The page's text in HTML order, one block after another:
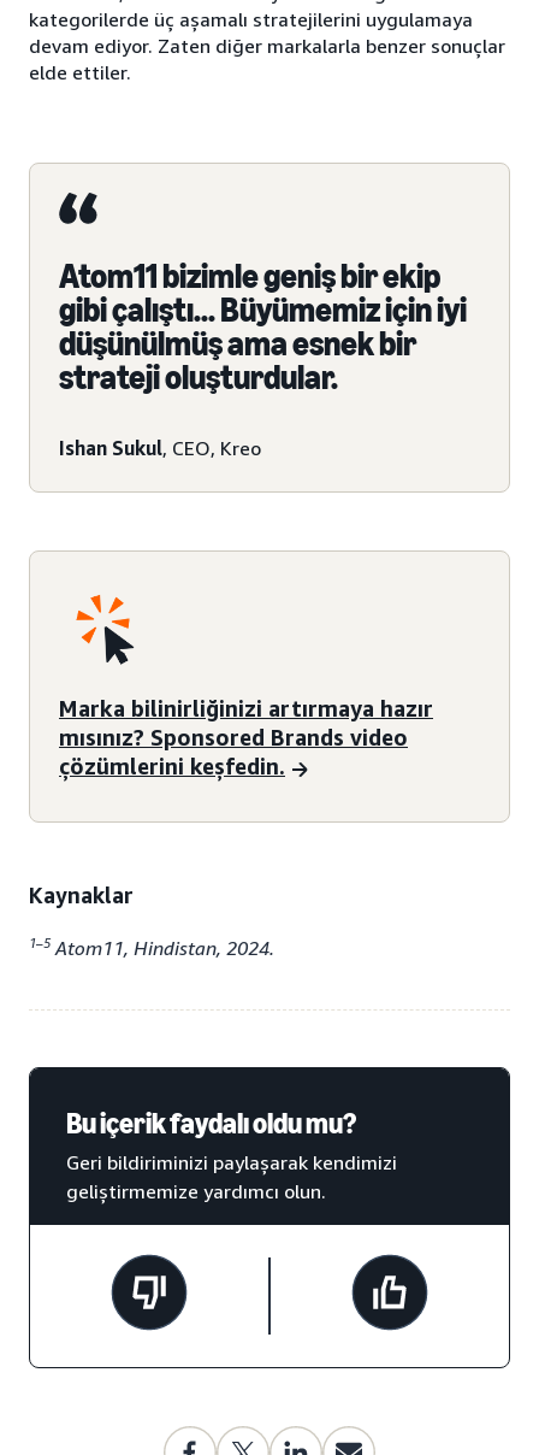
kategorilerde üç aşamalı stratejilerini uygulamaya
devam ediyor. Zaten diğer markalarla benzer sonuçlar
elde ettiler.
Atom11 bizimle geniş bir ekip
gibi çalıştı... Büyümemiz için iyi
düşünülmüş ama esnek bir
strateji oluşturdular.
Ishan Sukul, CEO, Kreo
Marka bilinirliğinizi artırmaya hazır
mısınız? Sponsored Brands video
çözümlerini keşfedin.
Kaynaklar
1–5 Atom11, Hindistan, 2024.
Bu içerik faydalı oldu mu?
Geri bildiriminizi paylaşarak kendimizi
geliştirmemize yardımcı olun.